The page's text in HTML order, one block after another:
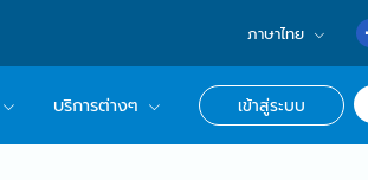
ภาษาไทย
English
日本語
บริการต่างๆ เข้าสู่ระบบ